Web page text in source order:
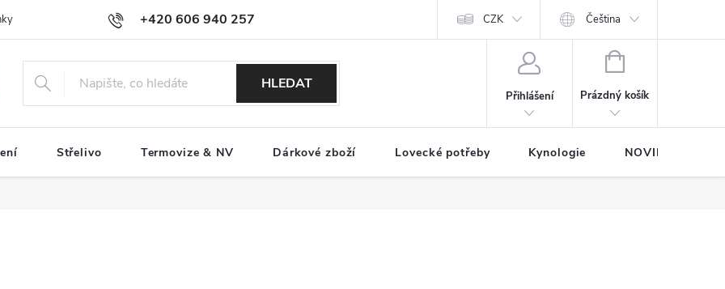
+420 606 940 257
Podmínky ochrany osobních údajů Reklamace a servis Mapa serveru
CZK Čeština
HLEDAT
Přihlášení
NÁKUPNÍ
Prázdný košík
Střelivo Termovize & NV Dárkové zboží Lovecké potřeby Kynologie NOVINKY